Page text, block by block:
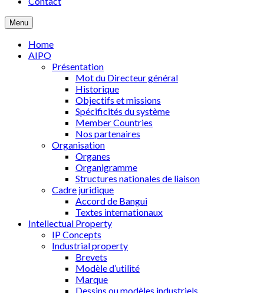
Menu
Home
AIPO
Présentation
Mot du Directeur général
Historique
Objectifs et missions
Spécificités du système
Member Countries
Nos partenaires
Organisation
Organes
Organigramme
Structures nationales de liaison
Cadre juridique
Accord de Bangui
Textes internationaux
Intellectual Property
IP Concepts
Industrial property
Brevets
Modèle d’utilité
Marque
Dessins ou modèles industriels